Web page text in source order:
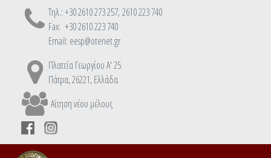
Τηλ.: +30 2610 273 257, 2610 223 740
Fax: +30 2610 223 740
Email: eesp@otenet.gr
Πλατεία Γεωργίου Α' 25
Πάτρα, 26221, Ελλάδα
Αίτηση νέου μέλους